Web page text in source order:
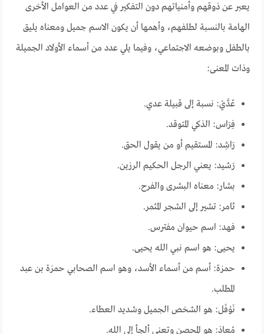
يعبر عن ذوقهم وأمنياتهم دون التفكير في عدد من العوامل الأخرى
الهامة بالنسبة لطلفهم، وأهمها أن يكون الاسم جميل ومعناه يليق
بالطفل وبوضعه الاجتماعي، وفيما يلي عدد من أسماء الأولاد الجميلة
وذات المعنى:
عُدَّيْ: نسبة إلى قبيلة عدي.
فِرَاس: الذكي المتوقد.
رَاشِد: المستقيم أو من يقول الحق.
رَشيد: يعني الرجل الحكيم الرزين.
بشار: معناه البشرى والفرح.
ثامر: تشير إلى الشجر المثمر.
فهد: اسم حيوان مفترس.
يحيى: هو اسم نبي الله يحيى.
حمزة: أسم من أسماء الأسد، وهو اسم الصحابي حمزة بن عبد
المطلب.
نَوْفَل: هو الشخص الجميل وشديد العطاء.
مُعاذ: هو المحصن وتعنى ألجأ إلى الله.